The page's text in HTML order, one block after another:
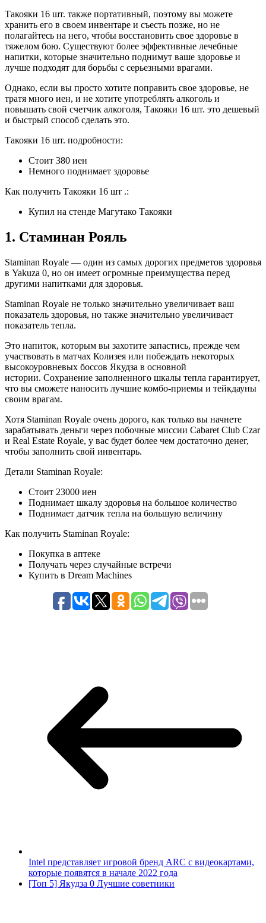
Такояки 16 шт. также портативный, поэтому вы можете
хранить его в своем инвентаре и съесть позже, но не
полагайтесь на него, чтобы восстановить свое здоровье в
тяжелом бою. Существуют более эффективные лечебные
напитки, которые значительно поднимут ваше здоровье и
лучше подходят для борьбы с серьезными врагами.
Однако, если вы просто хотите поправить свое здоровье, не
тратя много иен, и не хотите употреблять алкоголь и
повышать свой счетчик алкоголя, Такояки 16 шт. это дешевый
и быстрый способ сделать это.
Такояки 16 шт. подробности:
Стоит 380 иен
Немного поднимает здоровье
Как получить Такояки 16 шт .:
Купил на стенде Магутако Такояки
1. Стаминан Рояль
Staminan Royale — один из самых дорогих предметов здоровья
в Yakuza 0, но он имеет огромные преимущества перед
другими напитками для здоровья.
Staminan Royale не только значительно увеличивает ваш
показатель здоровья, но также значительно увеличивает
показатель тепла.
Это напиток, которым вы захотите запастись, прежде чем
участвовать в матчах Колизея или побеждать некоторых
высокоуровневых боссов Якудза в основной
истории. Сохранение заполненного шкалы тепла гарантирует,
что вы сможете наносить лучшие комбо-приемы и тейкдауны
своим врагам.
Хотя Staminan Royale очень дорого, как только вы начнете
зарабатывать деньги через побочные миссии Cabaret Club Czar
и Real Estate Royale, у вас будет более чем достаточно денег,
чтобы заполнить свой инвентарь.
Детали Staminan Royale:
Стоит 23000 иен
Поднимает шкалу здоровья на большое количество
Поднимает датчик тепла на большую величину
Как получить Staminan Royale:
Покупка в аптеке
Получать через случайные встречи
Купить в Dream Machines
Intel представляет игровой бренд ARC с видеокартами,
которые появятся в начале 2022 года
[Топ 5] Якудза 0 Лучшие советники